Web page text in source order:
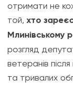
отримати не
той, хто
Млинівському
розгляд
ветеранів
та тривалих